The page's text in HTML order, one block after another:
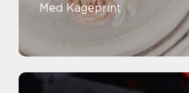
Med Kageprint